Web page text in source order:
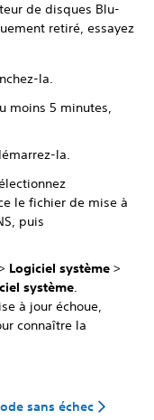
de disques Blu-
retiré, essayez
la.
moins 5 minutes,
la.
le fichier de mise à
puis
Logiciel système >
système.
à jour échoue,
connaître la
sans échec